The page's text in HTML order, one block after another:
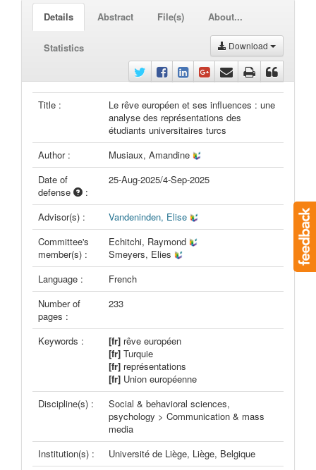
Details Abstract File(s) About...
Statistics Download
Title :
Le rêve européen et ses influences : une
analyse des représentations des
étudiants universitaires turcs
Author :
Musiaux, Amandine
Date of
defense
:
25-Aug-2025/4-Sep-2025
Advisor(s) :
Vandeninden, Elise
Committee's
member(s) :
Echitchi, Raymond
Smeyers, Elies
Language :
French
Number of
pages :
233
Keywords : [fr] rêve européen
[fr] Turquie
[fr] représentations
[fr] Union européenne
Discipline(s) :
Social & behavioral sciences,
psychology > Communication & mass
media
Institution(s) :
Université de Liège, Liège, Belgique